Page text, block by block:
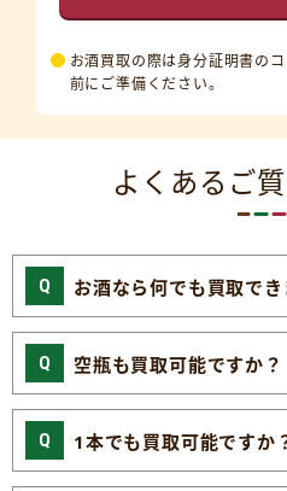
お酒買取の際は身分証明書の
前にご準備ください。
よくあるご
お酒なら何でも買取でき
空瓶も買取可能ですか？
1本でも買取可能ですか